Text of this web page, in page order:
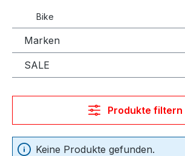
Bike
Marken
SALE
Produkte filtern
Keine Produkte gefunden.